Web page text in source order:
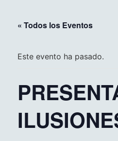
« Todos los Eventos
Este evento ha pasado.